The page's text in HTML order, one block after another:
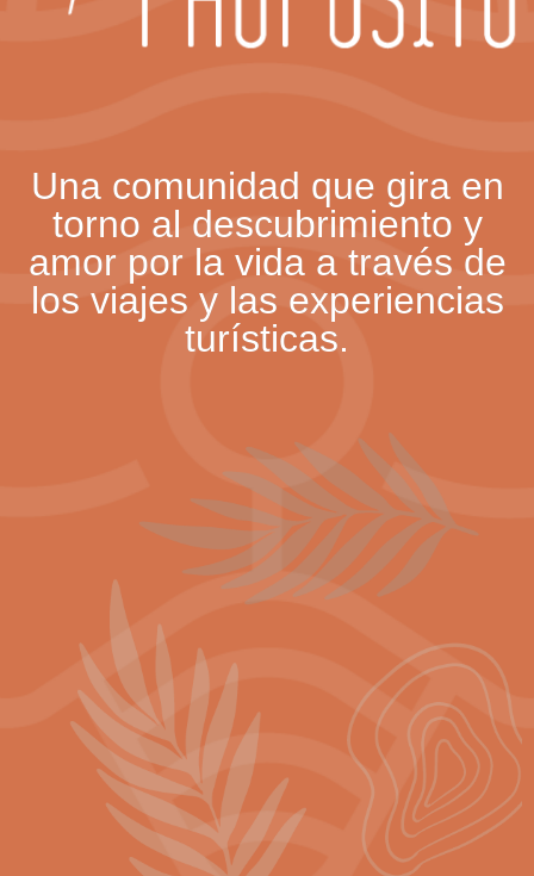
Una comunidad que gira en
torno al descubrimiento y
amor por la vida a través de
los viajes y las experiencias
turísticas.